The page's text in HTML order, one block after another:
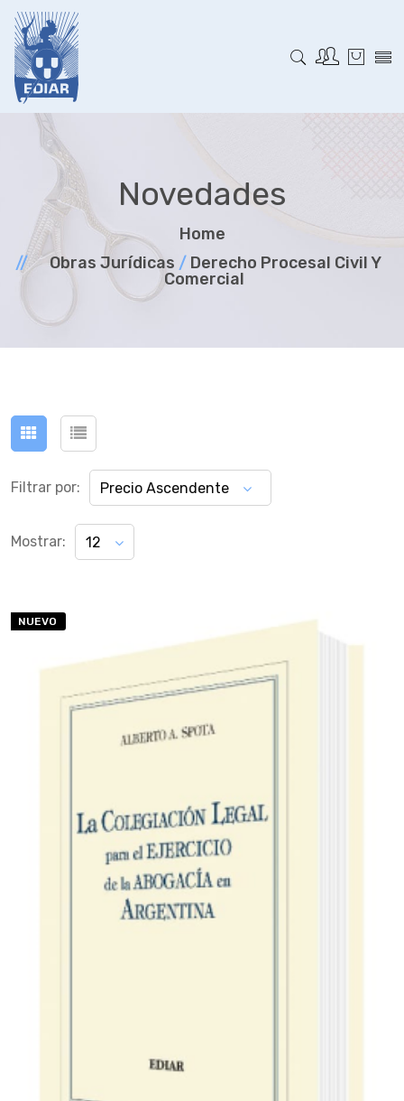
Novedades
Home
Obras Jurí­dicas / Derecho Procesal Civil Y
Comercial
Filtrar por: Precio Ascendente
Mostrar: 12
NUEVO